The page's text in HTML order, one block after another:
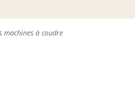
à coudre